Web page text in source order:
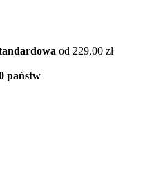
od 229,00 zł
państw